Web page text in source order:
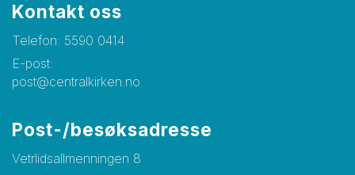
Kontakt oss
Telefon: 5590 0414
E-post:
post@centralkirken.no
Post-/besøksadresse
Vetrlidsallmenningen 8